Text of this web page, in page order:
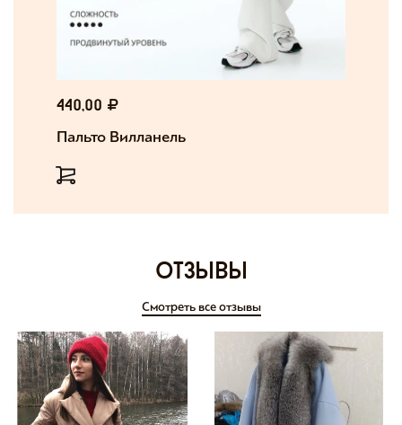
440,00
Пальто Вилланель
отзывы
Смотреть все отзывы